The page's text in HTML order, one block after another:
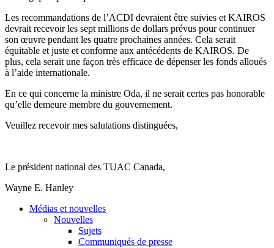
Les recommandations de l’ACDI devraient être suivies et KAIROS
devrait recevoir les sept millions de dollars prévus pour continuer
son œuvre pendant les quatre prochaines années. Cela serait
équitable et juste et conforme aux antécédents de KAIROS. De
plus, cela serait une façon très efficace de dépenser les fonds alloués
à l’aide internationale.
En ce qui concerne la ministre Oda, il ne serait certes pas honorable
qu’elle demeure membre du gouvernement.
Veuillez recevoir mes salutations distinguées,
Le président national des TUAC Canada,
Wayne E. Hanley
Médias et nouvelles
Nouvelles
Sujets
Communiqués de presse